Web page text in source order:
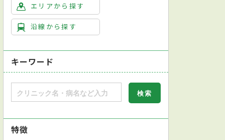
エリアから探す
沿線から探す
キーワード
特徴